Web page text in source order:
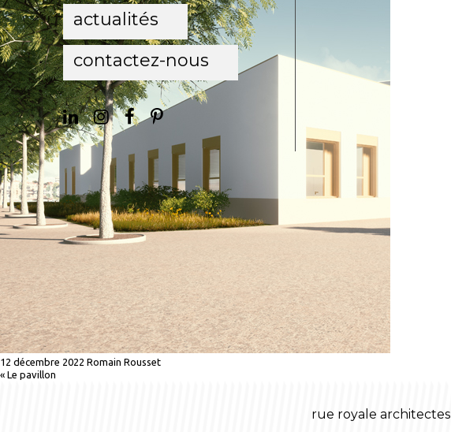
actualités
contactez-nous
12 décembre 2022 Romain Rousset
« Le pavillon
rue royale architectes